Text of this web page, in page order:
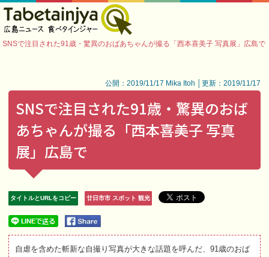
SNSで注目された91歳・驚異のおばあちゃんが撮る「西本喜美子 写真展」広島で
公開：2019/11/17 Mika Itoh │更新：2019/11/17
SNSで注目された91歳・驚異のおば
あちゃんが撮る「西本喜美子 写真
展」広島で
タイトルとURLをコピー 廿日市市 スポット 観光
自虐を含めた斬新な自撮り写真が大きな話題を呼んだ、91歳のおば